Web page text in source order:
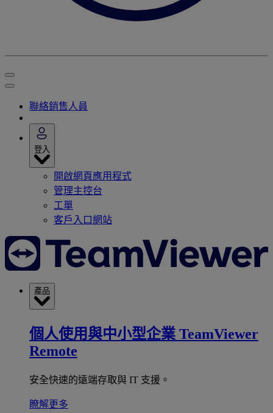
聯絡銷售人員
登入
開啟網頁應用程式
管理主控台
工單
客戶入口網站
產品
個人使用與中小型企業 TeamViewer
Remote
安全快速的遠端存取與 IT 支援。
瞭解更多